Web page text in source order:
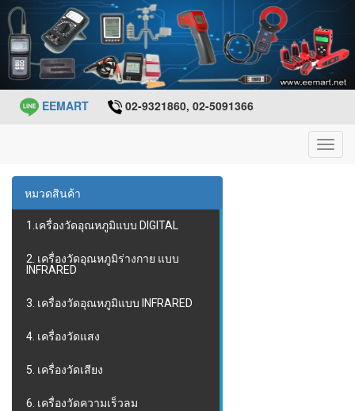
EEMART 02-9321860, 02-5091366
หมวดสินค้า
1.เครื่องวัดอุณหภูมิแบบ DIGITAL
2. เครื่องวัดอุณหภูมิร่างกาย แบบ
INFRARED
3. เครื่องวัดอุณหภูมิแบบ INFRARED
4. เครื่องวัดแสง
5. เครื่องวัดเสียง
6. เครื่องวัดความเร็วลม